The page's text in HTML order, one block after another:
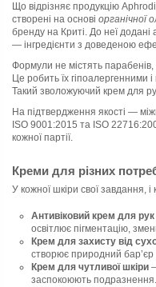
Що відрізняє продукцію
створені на основі органічної
бренду на Криті. До неї
— інгредієнти з доведеною
Формули не містять парабенів,
Це робить їх гіпоалергенними
Такий зволожуючий крем для
На підтвердження якості —
ISO 9001:2015 та ISO
кожної партії.
Креми для різних
У кожної шкіри свої завдання,
Антивіковий крем для рук
освітлює пігментацію,
Крем для захисту від
створює природний бар’єр
Крем для чутливої шкіри
заспокоюють подразнення.